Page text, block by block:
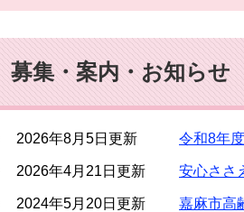
募集・案内・お知らせ
2026年8月5日更新 令和8年
2026年4月21日更新 安心ささ
2024年5月20日更新 嘉麻市高